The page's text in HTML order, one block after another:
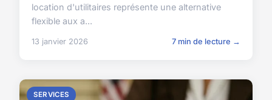
location d'utilitaires représente une alternative
flexible aux a...
13 janvier 2026 7 min de lecture →
SERVICES